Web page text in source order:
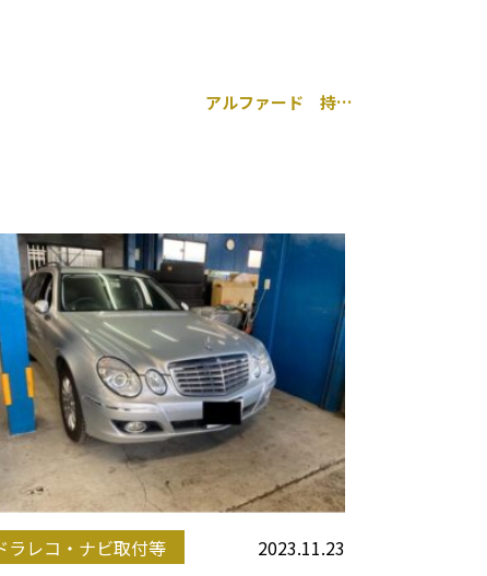
アルファード 持ち込み ミラー型 ドライブレコーダー取り付け 千葉市
ラレコ・ナビ取付等
2023.11.23